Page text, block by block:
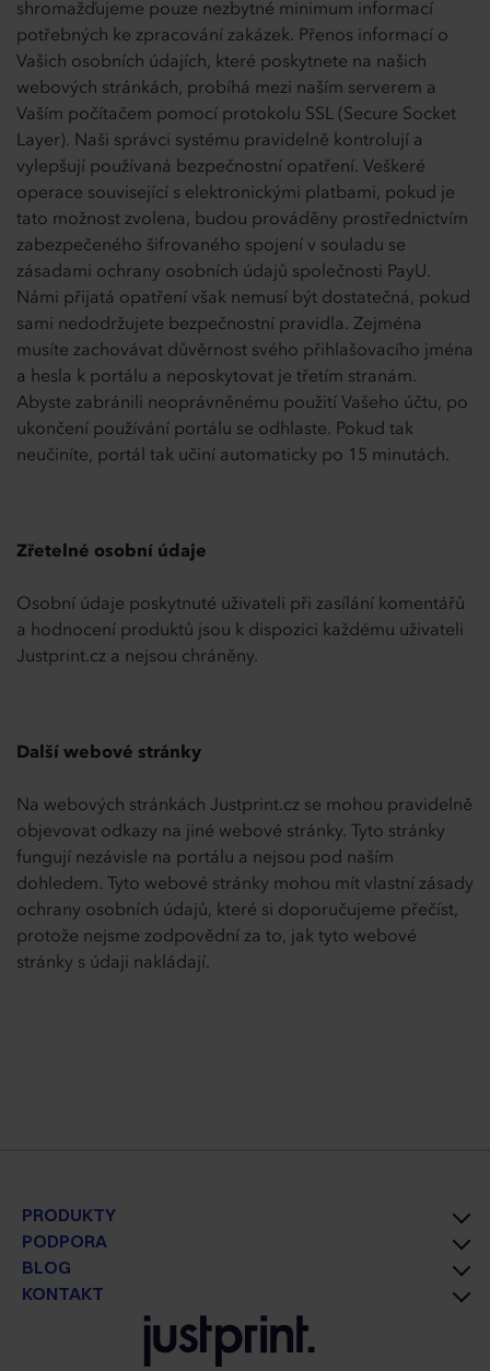
shromažďujeme pouze nezbytné minimum informací
potřebných ke zpracování zakázek. Přenos informací o
Vašich osobních údajích, které poskytnete na našich
webových stránkách, probíhá mezi naším serverem a
Vaším počítačem pomocí protokolu SSL (Secure Socket
Layer). Naši správci systému pravidelně kontrolují a
vylepšují používaná bezpečnostní opatření. Veškeré
operace související s elektronickými platbami, pokud je
tato možnost zvolena, budou prováděny prostřednictvím
zabezpečeného šifrovaného spojení v souladu se
zásadami ochrany osobních údajů společnosti PayU.
Námi přijatá opatření však nemusí být dostatečná, pokud
sami nedodržujete bezpečnostní pravidla. Zejména
musíte zachovávat důvěrnost svého přihlašovacího jména
a hesla k portálu a neposkytovat je třetím stranám.
Abyste zabránili neoprávněnému použití Vašeho účtu, po
ukončení používání portálu se odhlaste. Pokud tak
neučiníte, portál tak učiní automaticky po 15 minutách.
Zřetelné osobní údaje
Osobní údaje poskytnuté uživateli při zasílání komentářů
a hodnocení produktů jsou k dispozici každému uživateli
Justprint.cz a nejsou chráněny.
Další webové stránky
Na webových stránkách Justprint.cz se mohou pravidelně
objevovat odkazy na jiné webové stránky. Tyto stránky
fungují nezávisle na portálu a nejsou pod naším
dohledem. Tyto webové stránky mohou mít vlastní zásady
ochrany osobních údajů, které si doporučujeme přečíst,
protože nejsme zodpovědní za to, jak tyto webové
stránky s údaji nakládají.
PRODUKTY
PODPORA
BLOG
KONTAKT